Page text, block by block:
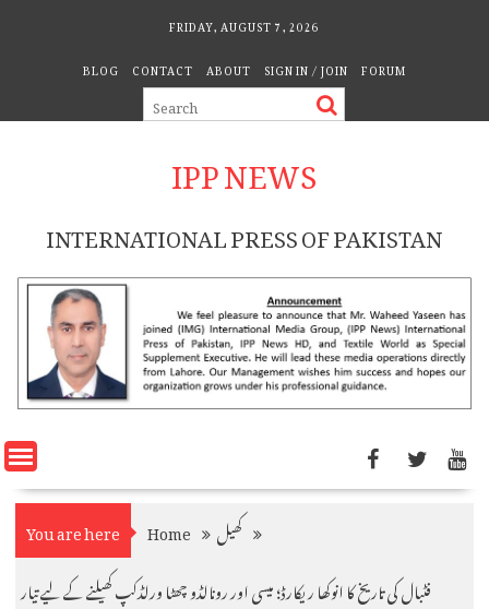
FRIDAY, AUGUST 7, 2026
BLOG CONTACT ABOUT SIGN IN / JOIN FORUM
IPP NEWS
INTERNATIONAL PRESS OF PAKISTAN
You are here Home
کھیل
فٹبال کی تاریخ کا انوکھا ریکارڈ؛ میسی اور رونالڈو چھٹا ورلڈکپ کھیلنے کے لیے تیار